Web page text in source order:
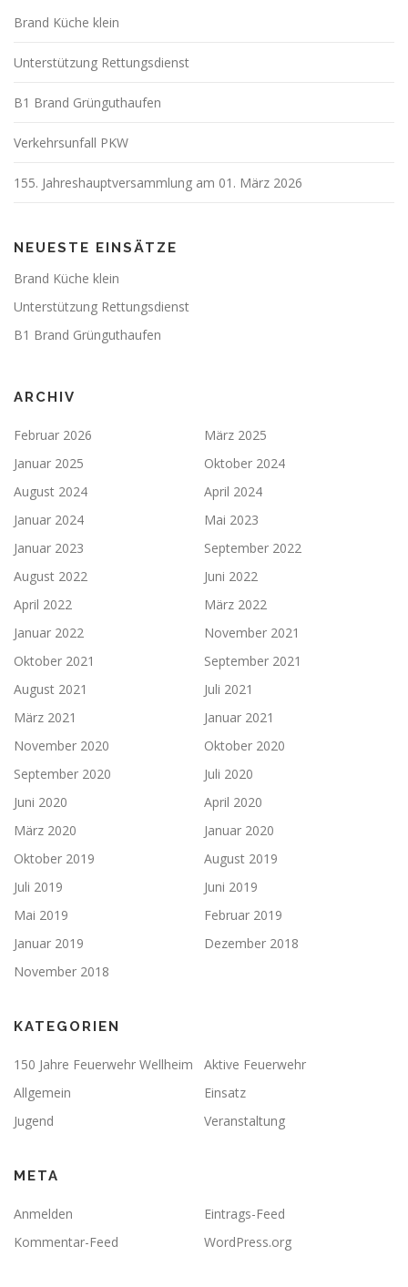
Brand Küche klein
Unterstützung Rettungsdienst
B1 Brand Grünguthaufen
Verkehrsunfall PKW
155. Jahreshauptversammlung am 01. März 2026
NEUESTE EINSÄTZE
Brand Küche klein
Unterstützung Rettungsdienst
B1 Brand Grünguthaufen
ARCHIV
Februar 2026
März 2025
Januar 2025
Oktober 2024
August 2024
April 2024
Januar 2024
Mai 2023
Januar 2023
September 2022
August 2022
Juni 2022
April 2022
März 2022
Januar 2022
November 2021
Oktober 2021
September 2021
August 2021
Juli 2021
März 2021
Januar 2021
November 2020
Oktober 2020
September 2020
Juli 2020
Juni 2020
April 2020
März 2020
Januar 2020
Oktober 2019
August 2019
Juli 2019
Juni 2019
Mai 2019
Februar 2019
Januar 2019
Dezember 2018
November 2018
KATEGORIEN
150 Jahre Feuerwehr Wellheim
Aktive Feuerwehr
Allgemein
Einsatz
Jugend
Veranstaltung
META
Anmelden
Eintrags-Feed
Kommentar-Feed
WordPress.org